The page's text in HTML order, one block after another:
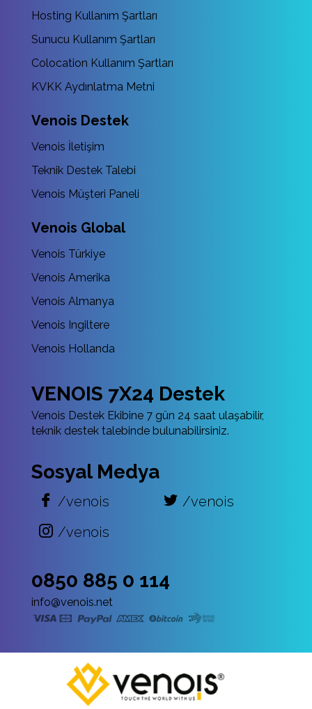
Hosting Kullanım Şartları
Sunucu Kullanım Şartları
Colocation Kullanım Şartları
KVKK Aydınlatma Metni
Venois Destek
Venois İletişim
Teknik Destek Talebi
Venois Müşteri Paneli
Venois Global
Venois Türkiye
Venois Amerika
Venois Almanya
Venois Ingiltere
Venois Hollanda
VENOIS 7X24 Destek
Venois Destek Ekibine 7 gün 24 saat ulaşabilir,
teknik destek talebinde bulunabilirsiniz.
Sosyal Medya
/venois
/venois
/venois
0850 885 0 114
info@venois.net